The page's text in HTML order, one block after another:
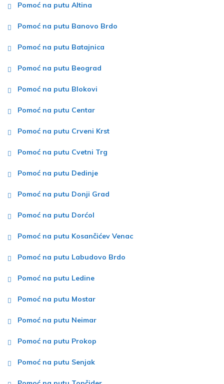
Pomoć na putu Altina
Pomoć na putu Banovo Brdo
Pomoć na putu Batajnica
Pomoć na putu Beograd
Pomoć na putu Blokovi
Pomoć na putu Centar
Pomoć na putu Crveni Krst
Pomoć na putu Cvetni Trg
Pomoć na putu Dedinje
Pomoć na putu Donji Grad
Pomoć na putu Dorćol
Pomoć na putu Kosančićev Venac
Pomoć na putu Labudovo Brdo
Pomoć na putu Ledine
Pomoć na putu Mostar
Pomoć na putu Neimar
Pomoć na putu Prokop
Pomoć na putu Senjak